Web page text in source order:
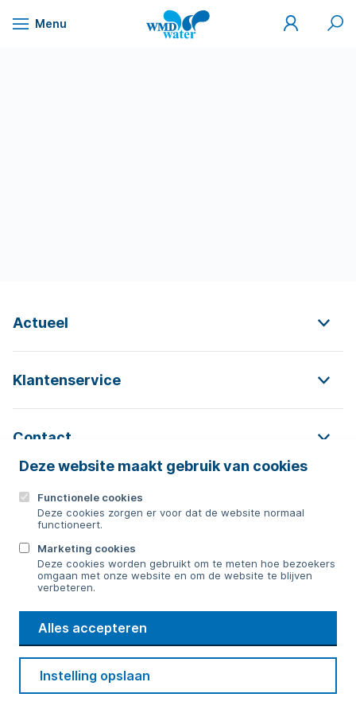
Naar
Deze website maakt gebruik van cookies
Functionele cookies
Deze cookies zorgen er voor dat de website normaal
functioneert.
Marketing cookies
Deze cookies worden gebruikt om te meten hoe bezoekers
omgaan met onze website en om de website te blijven
verbeteren.
Alles accepteren
Instelling opslaan
Menu
WMD
Drinkwater
Mijn
WMD
Zoek
Actueel
Klantenservice
Contact
Contact
Bericht sturen
WMD
Drinkwater
Cookie voorkeuren
Privacy Disclaimer